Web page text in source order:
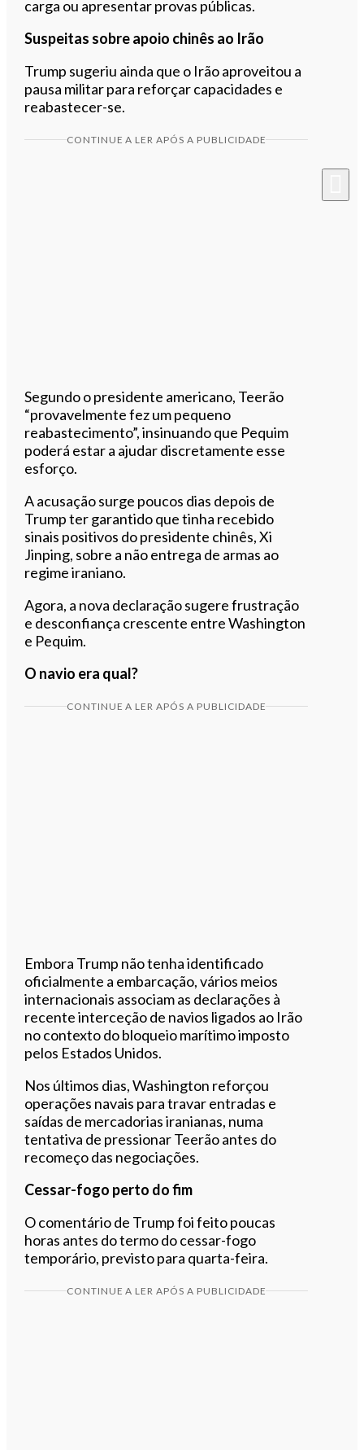
carga ou apresentar provas públicas.
Suspeitas sobre apoio chinês ao Irão
Trump sugeriu ainda que o Irão aproveitou a
pausa militar para reforçar capacidades e
reabastecer-se.
CONTINUE A LER APÓS A PUBLICIDADE
Segundo o presidente americano, Teerão
“provavelmente fez um pequeno
reabastecimento”, insinuando que Pequim
poderá estar a ajudar discretamente esse
esforço.
A acusação surge poucos dias depois de
Trump ter garantido que tinha recebido
sinais positivos do presidente chinês, Xi
Jinping, sobre a não entrega de armas ao
regime iraniano.
Agora, a nova declaração sugere frustração
e desconfiança crescente entre Washington
e Pequim.
O navio era qual?
CONTINUE A LER APÓS A PUBLICIDADE
Embora Trump não tenha identificado
oficialmente a embarcação, vários meios
internacionais associam as declarações à
recente interceção de navios ligados ao Irão
no contexto do bloqueio marítimo imposto
pelos Estados Unidos.
Nos últimos dias, Washington reforçou
operações navais para travar entradas e
saídas de mercadorias iranianas, numa
tentativa de pressionar Teerão antes do
recomeço das negociações.
Cessar-fogo perto do fim
O comentário de Trump foi feito poucas
horas antes do termo do cessar-fogo
temporário, previsto para quarta-feira.
CONTINUE A LER APÓS A PUBLICIDADE